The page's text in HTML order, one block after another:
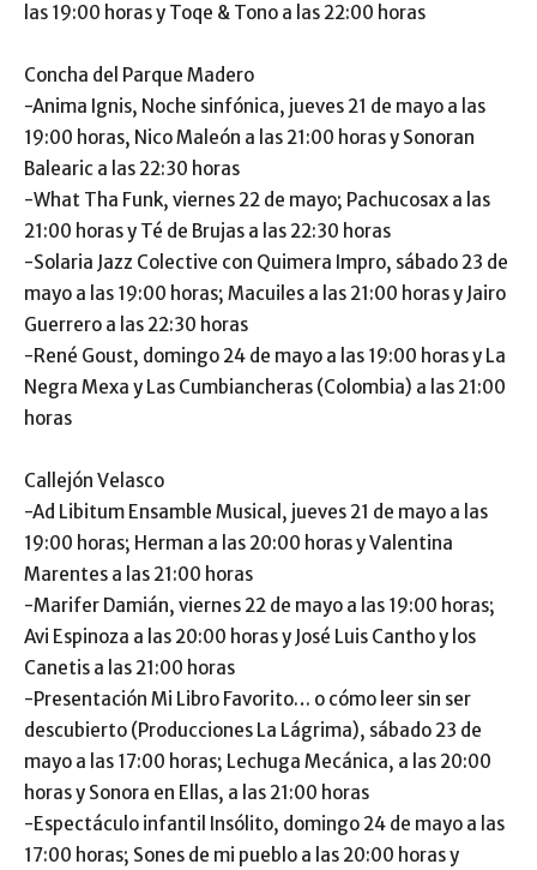
las 19:00 horas y Toqe & Tono a las 22:00 horas
Concha del Parque Madero
-Anima Ignis, Noche sinfónica, jueves 21 de mayo a las
19:00 horas, Nico Maleón a las 21:00 horas y Sonoran
Balearic a las 22:30 horas
-What Tha Funk, viernes 22 de mayo; Pachucosax a las
21:00 horas y Té de Brujas a las 22:30 horas
-Solaria Jazz Colective con Quimera Impro, sábado 23 de
mayo a las 19:00 horas; Macuiles a las 21:00 horas y Jairo
Guerrero a las 22:30 horas
-René Goust, domingo 24 de mayo a las 19:00 horas y La
Negra Mexa y Las Cumbiancheras (Colombia) a las 21:00
horas
Callejón Velasco
-Ad Libitum Ensamble Musical, jueves 21 de mayo a las
19:00 horas; Herman a las 20:00 horas y Valentina
Marentes a las 21:00 horas
-Marifer Damián, viernes 22 de mayo a las 19:00 horas;
Avi Espinoza a las 20:00 horas y José Luis Cantho y los
Canetis a las 21:00 horas
-Presentación Mi Libro Favorito… o cómo leer sin ser
descubierto (Producciones La Lágrima), sábado 23 de
mayo a las 17:00 horas; Lechuga Mecánica, a las 20:00
horas y Sonora en Ellas, a las 21:00 horas
-Espectáculo infantil Insólito, domingo 24 de mayo a las
17:00 horas; Sones de mi pueblo a las 20:00 horas y